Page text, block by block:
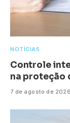
NOTÍCIAS
Controle
na proteção
7 de agosto de 2026